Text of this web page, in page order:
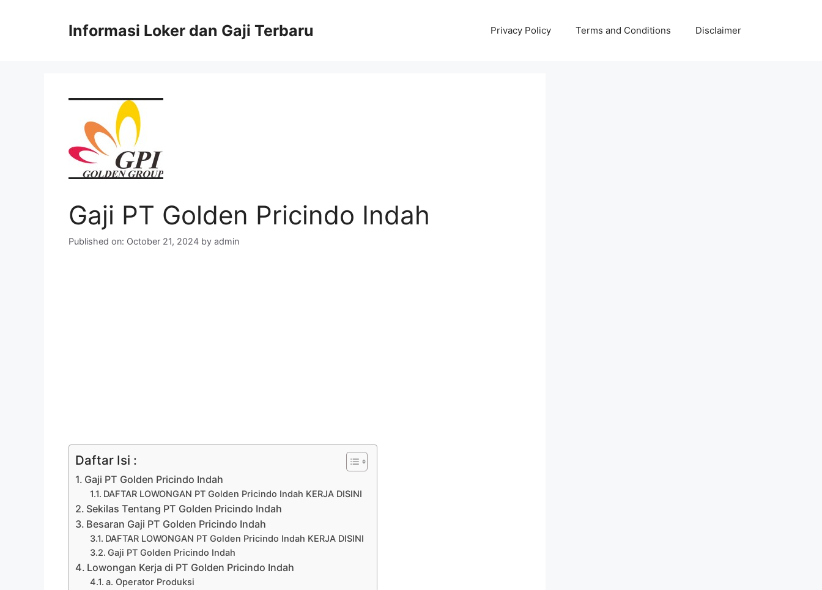
Informasi Loker dan Gaji Terbaru Privacy Policy Terms and Conditions Disclaimer
Gaji PT Golden Pricindo Indah
Published on: October 21, 2024 by admin
Daftar Isi :
Gaji PT Golden Pricindo Indah
DAFTAR LOWONGAN PT Golden Pricindo Indah KERJA DISINI
Sekilas Tentang PT Golden Pricindo Indah
Besaran Gaji PT Golden Pricindo Indah
DAFTAR LOWONGAN PT Golden Pricindo Indah KERJA DISINI
Gaji PT Golden Pricindo Indah
Lowongan Kerja di PT Golden Pricindo Indah
a. Operator Produksi